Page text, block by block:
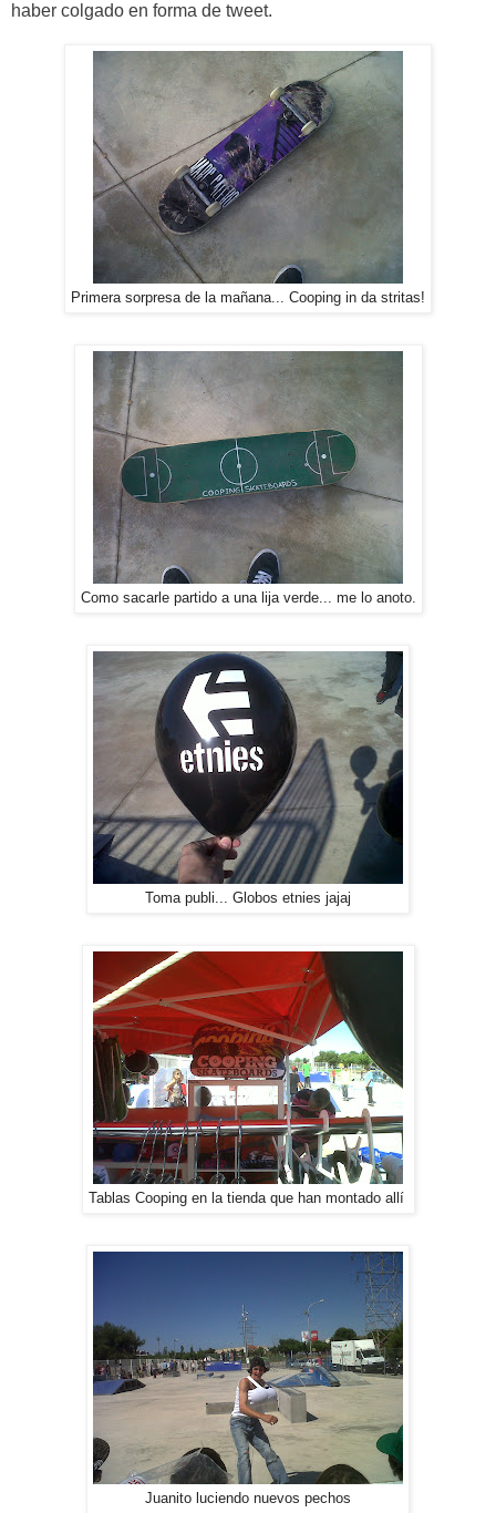
haber colgado en forma de tweet.
Primera sorpresa de la mañana... Cooping in da stritas!
Como sacarle partido a una lija verde... me lo anoto.
Toma publi... Globos etnies jajaj
Tablas Cooping en la tienda que han montado allí
Juanito luciendo nuevos pechos